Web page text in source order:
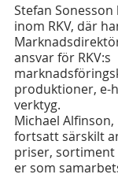
Stefan
inom RKV, där
ansvar för RKV:s
produktioner, e-
verktyg.
Michael
fortsatt särskilt
priser,
er som